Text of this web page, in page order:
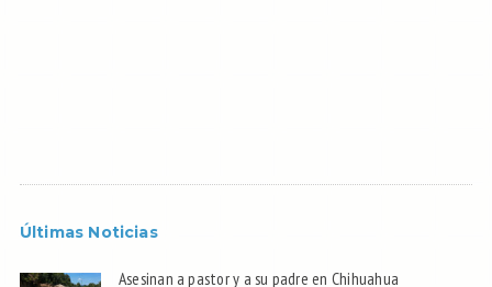
Últimas Noticias
Asesinan a pastor y a su padre en Chihuahua